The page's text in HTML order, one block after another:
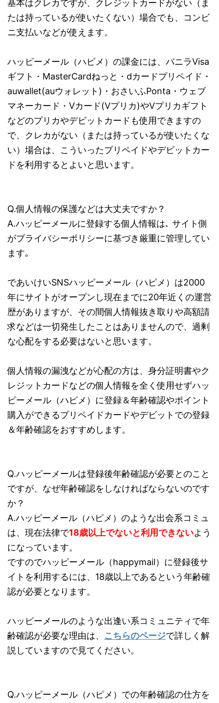
基本はクレカですが、クレジットカードがない（ま
たは持っているが使いたくない）場合でも、コンビ
ニ支払いなどが使えます。
ハッピーメール（ハピメ）の課金には、バニラVisa
ギフト・MasterCardねっと・dカードプリペイド・
auwallet(auウォレット)・おさいふPonta・ウェブ
マネーカード・Vカード(Vプリカ)やVプリカギフト
などのプリカやデビットカードも使用できますの
で、クレカがない（または持っているが使いたくな
い）場合は、こういったプリペイドやデビットカー
ドを利用するとよいと思います。
Q.個人情報の保護などは大丈夫ですか？
A.ハッピーメールに登録する個人情報は､ サイト側
がプライバシーポリシーに基づき厳重に管理してい
ます｡
であいけいSNSハッピーメール（ハピメ）は2000
年にサイトがオープンし現在までに20年近くの運営
歴がありますが、その間個人情報抜き取りや高額請
求などは一切発生したことはありませんので、過剰
な心配をする必要はないと思います。
個人情報の漏洩などが心配の方は、身分証明書やク
レジットカードなどの個人情報を全く使用せずハッ
ピーメール（ハピメ）に登録＆年齢確認やポイント
購入ができるプリペイドカードやデビットでの登録
＆年齢確認をおすすめします。
Q.ハッピーメールは登録後年齢確認が必要とのこと
ですが、なぜ年齢確認をしなければならないのです
か？
A.ハッピーメール（ハピメ）のような出会系コミュ
は、現在法律で18歳以上でないと利用できないよう
になっています。
ですのでハッピーメール（happymail）に登録後サ
イトを利用するには、18歳以上であるという年齢確
認が必要となります。
ハッピーメールのような出逢い系コミュニティで年
齢確認が必要な理由は、 こちらのページで詳しく解
説していますので見てください。
Q.ハッピーメール（ハピメ）での年齢確認の仕方を